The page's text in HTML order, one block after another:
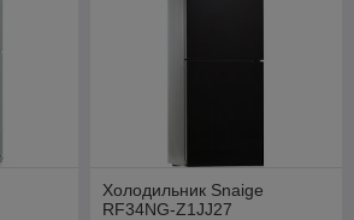
Холодильник Snaige
RF34NG-Z1JJ27